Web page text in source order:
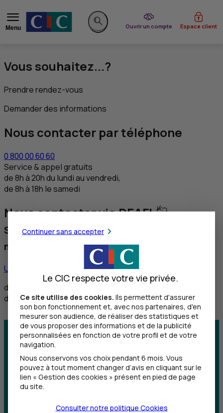
Menu
Rechercher sur le site
Ouvrir un compte
du CIC Espace client
Vous souhaitez...?
Prendre rendez-vous
Demander des informations
Nous contacter par téléphone
0 800 00 60 60
Service & appel gratuits
de 8h à 20h du lundi au vendredi,
de 8h à 18h le samedi
Nous contacter via DEAFI
Service réservé aux personnes sourdes et
malentendantes
Utiliser ce service
de 8h30 à 12h et de 14h à 18h du lundi au vendredi,
de 8h30 à 12h le samedi
Centre d'aide Trouver une agence
Sourds et
malentendants
Continuer sans accepter
Le CIC respecte votre vie privée.
Ce site utilise des cookies. Ils permettent d'assurer
son bon fonctionnement et, avec nos partenaires, d'en
mesurer son audience, de réaliser des statistiques et
de vous proposer des informations et de la publicité
personnalisées en fonction de votre profil et de votre
navigation.
Nous conservons vos choix pendant 6 mois. Vous
pouvez à tout moment changer d’avis en cliquant sur le
lien « Gestion des cookies » présent en pied de page
du site.
Consulter notre politique Cookies